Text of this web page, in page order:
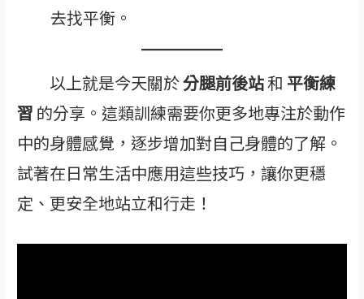
去找平衡。
以上就是今天關於分腿前後站和平衡練
習 的分享。這類訓練需要你更多地專注於動作
中的身體感覺，逐步增加對自己身體的了解。
試著在日常生活中應用這些技巧，讓你更穩
定、更安全地站立和行走！